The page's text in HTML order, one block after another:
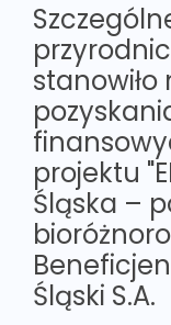
projektu
Śląska –
Śląski S.A.